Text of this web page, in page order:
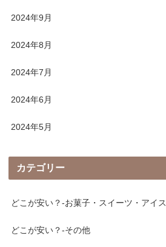
2024年9月
2024年8月
2024年7月
2024年6月
2024年5月
カテゴリー
どこが安い？-お菓子・スイーツ・アイス
どこが安い？-その他